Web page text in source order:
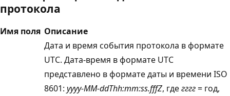
протокола
Имя поля Описание
Дата и время события протокола в формате
UTC. Дата-время в формате UTC
представлено в формате даты и времени ISO
8601: yyyy-MM-ddThh:mm:ss.fffZ, гдегггг= год,